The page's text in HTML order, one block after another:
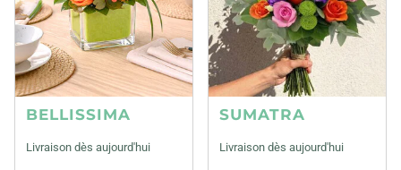
BELLISSIMA
Livraison dès aujourd'hui
SUMATRA
Livraison dès aujourd'hui